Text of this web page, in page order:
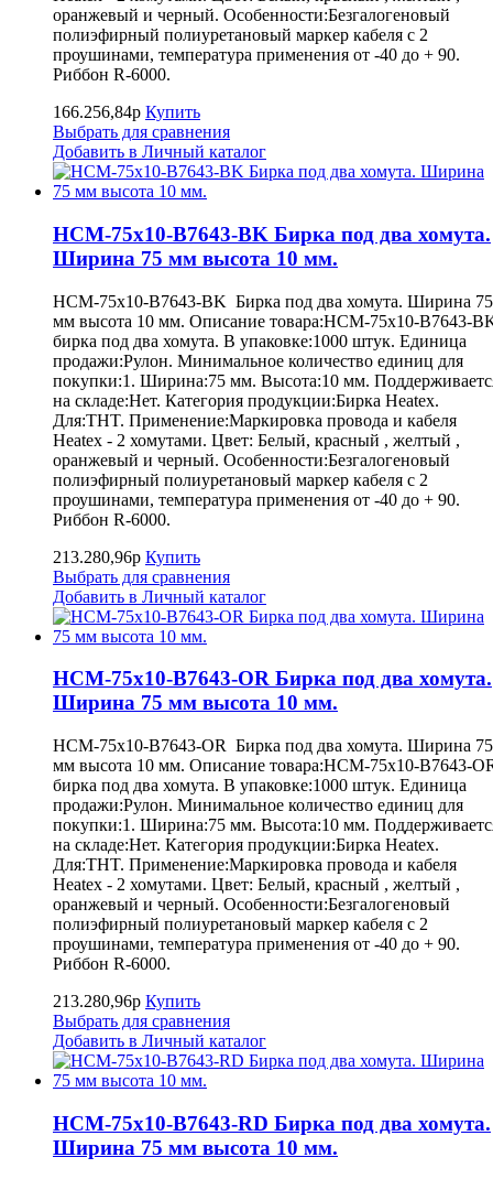
оранжевый и черный. Особенности:Безгалогеновый
полиэфирный полиуретановый маркер кабеля с 2
проушинами, температура применения от -40 до + 90.
Риббон R-6000.
166.256,84р Купить
Выбрать для сравнения
Добавить в Личный каталог
HCM-75x10-B7643-BK Бирка под два хомута.
Ширина 75 мм высота 10 мм.
HCM-75x10-B7643-BK Бирка под два хомута. Ширина 75
мм высота 10 мм. Описание товара:HCM-75x10-B7643-
бирка под два хомута. В упаковке:1000 штук. Единица
продажи:Рулон. Минимальное количество единиц для
покупки:1. Ширина:75 мм. Высота:10 мм.
на складе:Нет. Категория продукции:Бирка Heatex.
Для:THT. Применение:Маркировка провода и кабеля
Heatex - 2 хомутами. Цвет: Белый, красный , желтый ,
оранжевый и черный. Особенности:Безгалогеновый
полиэфирный полиуретановый маркер кабеля с 2
проушинами, температура применения от -40 до + 90.
Риббон R-6000.
213.280,96р Купить
Выбрать для сравнения
Добавить в Личный каталог
HCM-75x10-B7643-OR Бирка под два хомута.
Ширина 75 мм высота 10 мм.
HCM-75x10-B7643-OR Бирка под два хомута. Ширина 75
мм высота 10 мм. Описание товара:HCM-75x10-B7643-
бирка под два хомута. В упаковке:1000 штук. Единица
продажи:Рулон. Минимальное количество единиц для
покупки:1. Ширина:75 мм. Высота:10 мм.
на складе:Нет. Категория продукции:Бирка Heatex.
Для:THT. Применение:Маркировка провода и кабеля
Heatex - 2 хомутами. Цвет: Белый, красный , желтый ,
оранжевый и черный. Особенности:Безгалогеновый
полиэфирный полиуретановый маркер кабеля с 2
проушинами, температура применения от -40 до + 90.
Риббон R-6000.
213.280,96р Купить
Выбрать для сравнения
Добавить в Личный каталог
HCM-75x10-B7643-RD Бирка под два хомута.
Ширина 75 мм высота 10 мм.